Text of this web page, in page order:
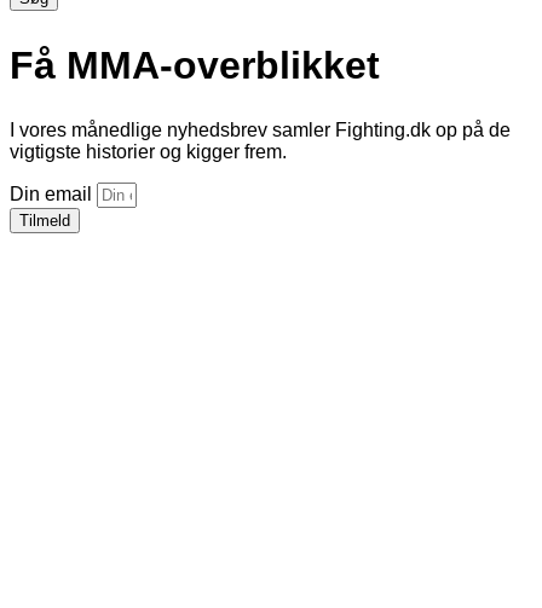
Få MMA-overblikket
I vores månedlige nyhedsbrev samler Fighting.dk op på de
vigtigste historier og kigger frem.
Din email
Tilmeld